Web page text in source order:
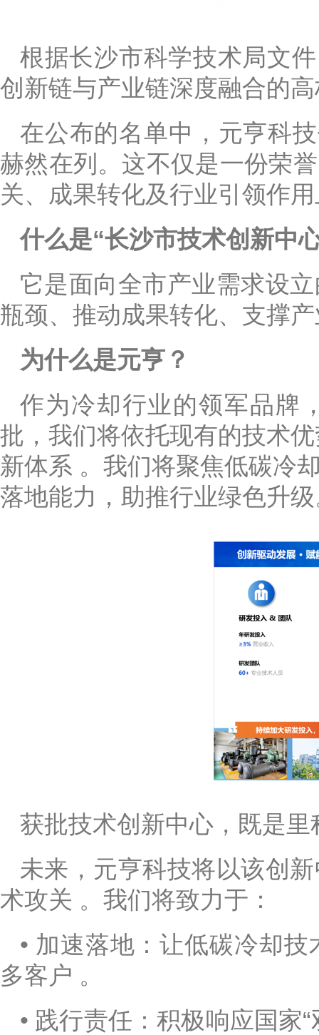
根据长沙市科学技术局文
创新链与产业链深度融合的
在公布的名单中，元亨科
赫然在列。这不仅是一份荣
关、成果转化及行业引领作
什么是“长沙市技术创新中
它是面向全市产业需求设
瓶颈、推动成果转化、支撑
为什么是元亨？
作为冷却行业的领军品牌
批，我们将依托现有的技术
新体系 。我们将聚焦低碳冷
落地能力，助推行业绿色升
获批技术创新中心，既是
未来，元亨科技将以该创
术攻关 。我们将致力于：
• 加速落地：让低碳冷却
多客户 。
• 践行责任：积极响应国家